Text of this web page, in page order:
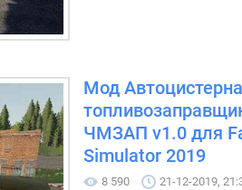
Мод Автоцистерна
ЧМЗАП v1.0 для
Simulator 2019
8 590
21-12-2019,